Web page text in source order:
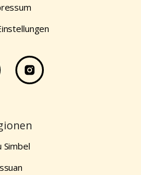
Simbel